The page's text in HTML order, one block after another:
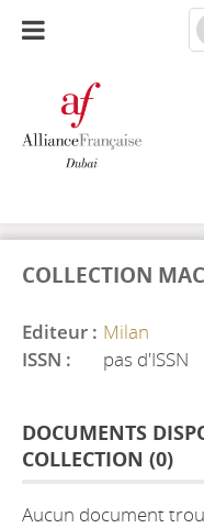
COLLECTION
Editeur : Milan
ISSN :
pas d'ISSN
DOCUMENTS
COLLECTION (0)
Aucun document